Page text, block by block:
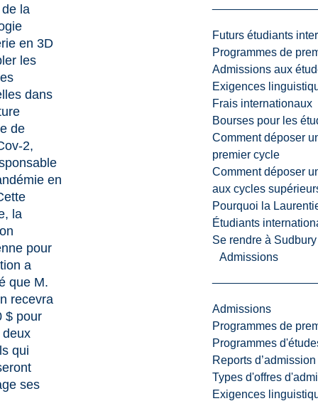
Futurs étudiants
Programmes de
Admissions aux
Exigences
Frais internationaux
Bourses pour les
Comment déposer
premier cycle
Comment déposer
aux cycles
Pourquoi la
Étudiants
Se rendre à Sudbury
Admissions
Admissions
Programmes de
Programmes
Reports d’admission
Types d'offres
Exigences
la
en 3D
les
dans
de
2,
en
la
pour
a
que M.
recevra
$ pour
deux
qui
ses